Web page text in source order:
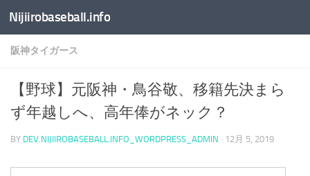
コンテンツへスキップ
Nijiirobaseball.info
阪神タイガース
【野球】元阪神・鳥谷敬、移籍先決まら
ず年越しへ、高年俸がネック？
BY DEV.NIJIIROBASEBALL.INFO_WORDPRESS_ADMIN · 12月 5, 2019